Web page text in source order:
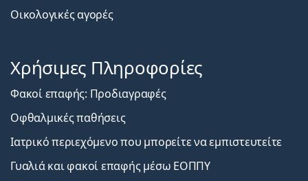
Οικολογικές αγορές
Χρήσιμες Πληροφορίες
Φακοί επαφής: Προδιαγραφές
Οφθαλμικές παθήσεις
Ιατρικό περιεχόμενο που μπορείτε να εμπιστευτείτε
Γυαλιά και φακοί επαφής μέσω ΕΟΠΠΥ